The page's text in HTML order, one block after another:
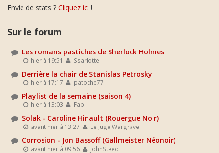
Envie de stats ? Cliquez ici !
Sur le forum
Les romans pastiches de Sherlock Holmes
hier à 19:51 Ssarlotte
Derrière la chair de Stanislas Petrosky
hier à 17:17 patoche77
Playlist de la semaine (saison 4)
hier à 13:03 Fab
Solak - Caroline Hinault (Rouergue Noir)
avant hier à 13:27 Le Juge Wargrave
Corrosion - Jon Bassoff (Gallmeister Néonoir)
avant hier à 09:56 JohnSteed